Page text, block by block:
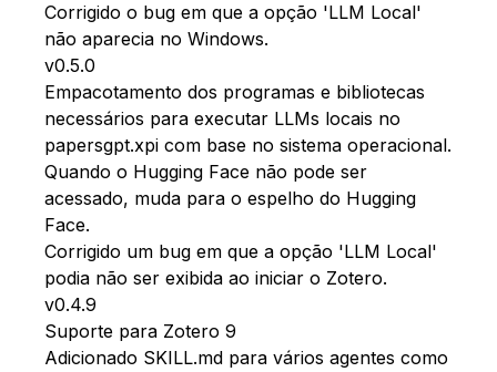
Corrigido o bug em que a opção 'LLM Local'
não aparecia no Windows.
v0.5.0
Empacotamento dos programas e bibliotecas
necessários para executar LLMs locais no
papersgpt.xpi com base no sistema operacional.
Quando o Hugging Face não pode ser
acessado, muda para o espelho do Hugging
Face.
Corrigido um bug em que a opção 'LLM Local'
podia não ser exibida ao iniciar o Zotero.
v0.4.9
Suporte para Zotero 9
Adicionado SKILL.md para vários agentes como